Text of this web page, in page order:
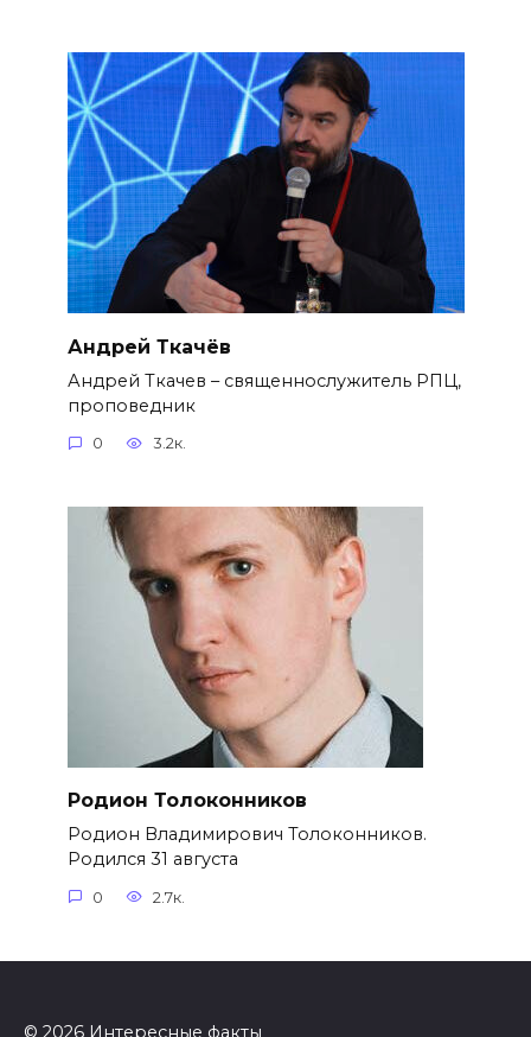
Андрей Ткачёв
Андрей Ткачев – священнослужитель РПЦ,
проповедник
0 3.2к.
Родион Толоконников
Родион Владимирович Толоконников.
Родился 31 августа
0 2.7к.
© 2026 Интересные факты